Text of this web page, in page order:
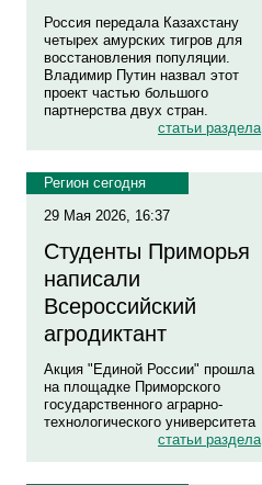
Россия передала Казахстану
четырех амурских тигров для
восстановления популяции.
Владимир Путин назвал этот
проект частью большого
партнерства двух стран.
статьи раздела
Регион сегодня
29 Мая 2026, 16:37
Студенты Приморья
написали
Всероссийский
агродиктант
Акция "Единой России" прошла
на площадке Приморского
государственного аграрно-
технологического университета
статьи раздела